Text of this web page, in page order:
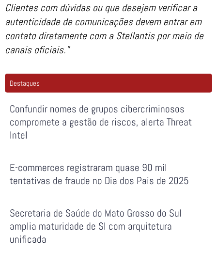
Clientes com dúvidas ou que desejem verificar a
autenticidade de comunicações devem entrar em
contato diretamente com a Stellantis por meio de
canais oficiais.”
Destaques
Confundir nomes de grupos cibercriminosos
compromete a gestão de riscos, alerta Threat
Intel
E-commerces registraram quase 90 mil
tentativas de fraude no Dia dos Pais de 2025
Secretaria de Saúde do Mato Grosso do Sul
amplia maturidade de SI com arquitetura
unificada